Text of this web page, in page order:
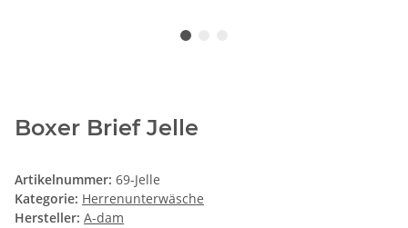
Boxer Brief Jelle
Artikelnummer: 69-Jelle
Kategorie: Herrenunterwäsche
Hersteller: A-dam